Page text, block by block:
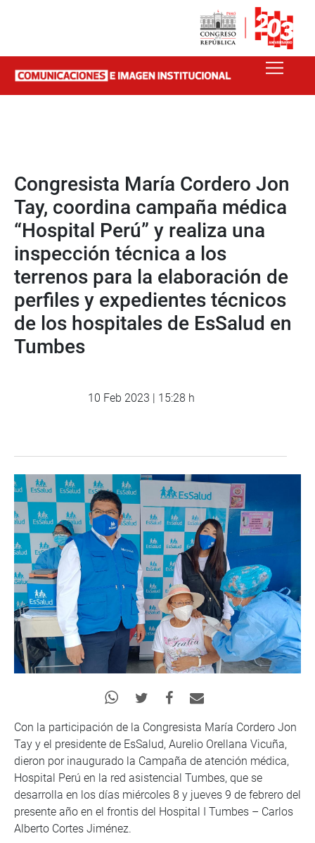
Congresista María Cordero Jon
Tay, coordina campaña médica
“Hospital Perú” y realiza una
inspección técnica a los
terrenos para la elaboración de
perfiles y expedientes técnicos
de los hospitales de EsSalud en
Tumbes
10 Feb 2023 | 15:28 h
Con la participación de la Congresista María Cordero Jon
Tay y el presidente de EsSalud, Aurelio Orellana Vicuña,
dieron por inaugurado la Campaña de atención médica,
Hospital Perú en la red asistencial Tumbes, que se
desarrolla en los días miércoles 8 y jueves 9 de febrero del
presente año en el frontis del Hospital I Tumbes – Carlos
Alberto Cortes Jiménez.